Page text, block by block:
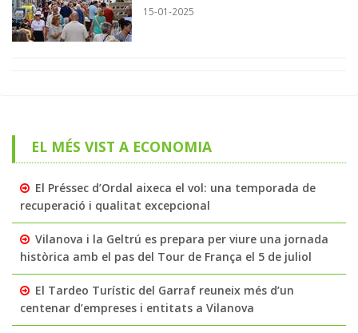
15-01-2025
EL MÉS VIST A ECONOMIA
El Préssec d’Ordal aixeca el vol: una temporada de
recuperació i qualitat excepcional
Vilanova i la Geltrú es prepara per viure una jornada
històrica amb el pas del Tour de França el 5 de juliol
El Tardeo Turístic del Garraf reuneix més d’un
centenar d’empreses i entitats a Vilanova